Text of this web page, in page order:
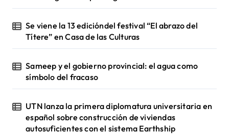
Se viene la 13 edicióndel festival “El abrazo del
Títere” en Casa de las Culturas
Sameep y el gobierno provincial: el agua como
símbolo del fracaso
UTN lanza la primera diplomatura universitaria en
español sobre construcción de viviendas
autosuficientes con el sistema Earthship